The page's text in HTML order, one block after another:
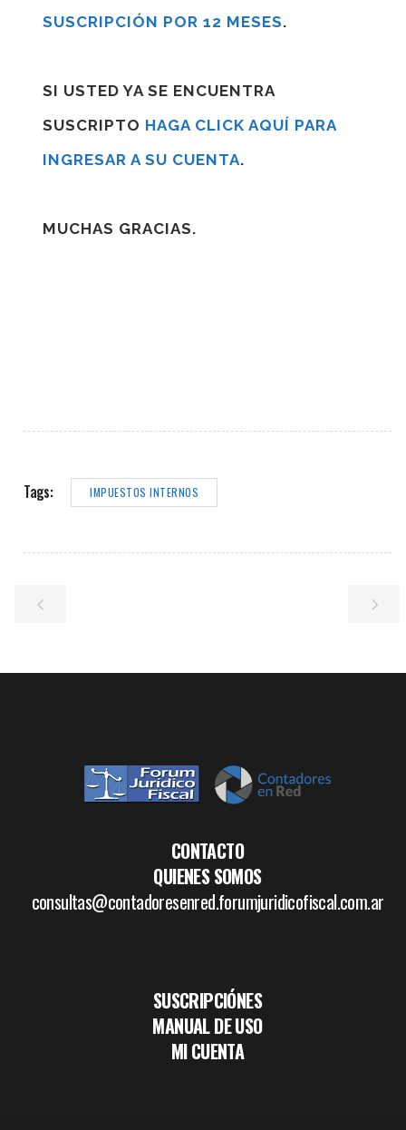
SUSCRIPCIÓN POR 12 MESES.
SI USTED YA SE ENCUENTRA
SUSCRIPTO HAGA CLICK AQUÍ PARA
INGRESAR A SU CUENTA.
MUCHAS GRACIAS.
Tags: IMPUESTOS INTERNOS
CONTACTO
QUIENES SOMOS
consultas@contadoresenred.forumjuridicofiscal.com.ar
SUSCRIPCIÓNES
MANUAL DE USO
MI CUENTA